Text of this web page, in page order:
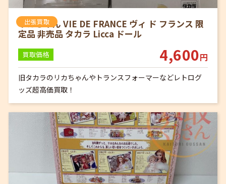
出張買取
リカちゃん VIE DE FRANCE ヴィ ド フランス 限
定品 非売品 タカラ Licca ドール
買取価格 4,600円
旧タカラのリカちゃんやトランスフォーマーなどレトログ
ッズ超高価買取！